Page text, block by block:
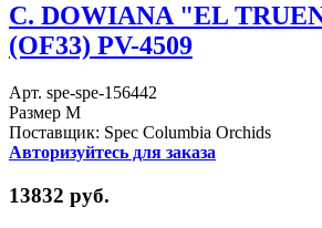
C. DOWIANA "EL
(OF33) PV-4509
Арт. spe-spe-156442
Размер M
Поставщик: Spec Columbia Orchids
Авторизуйтесь для заказа
13832 руб.